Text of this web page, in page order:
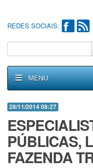
REDES SOCIAIS:
MENU
28/11/2014 08:27
PÚBLICAS,
FAZENDA